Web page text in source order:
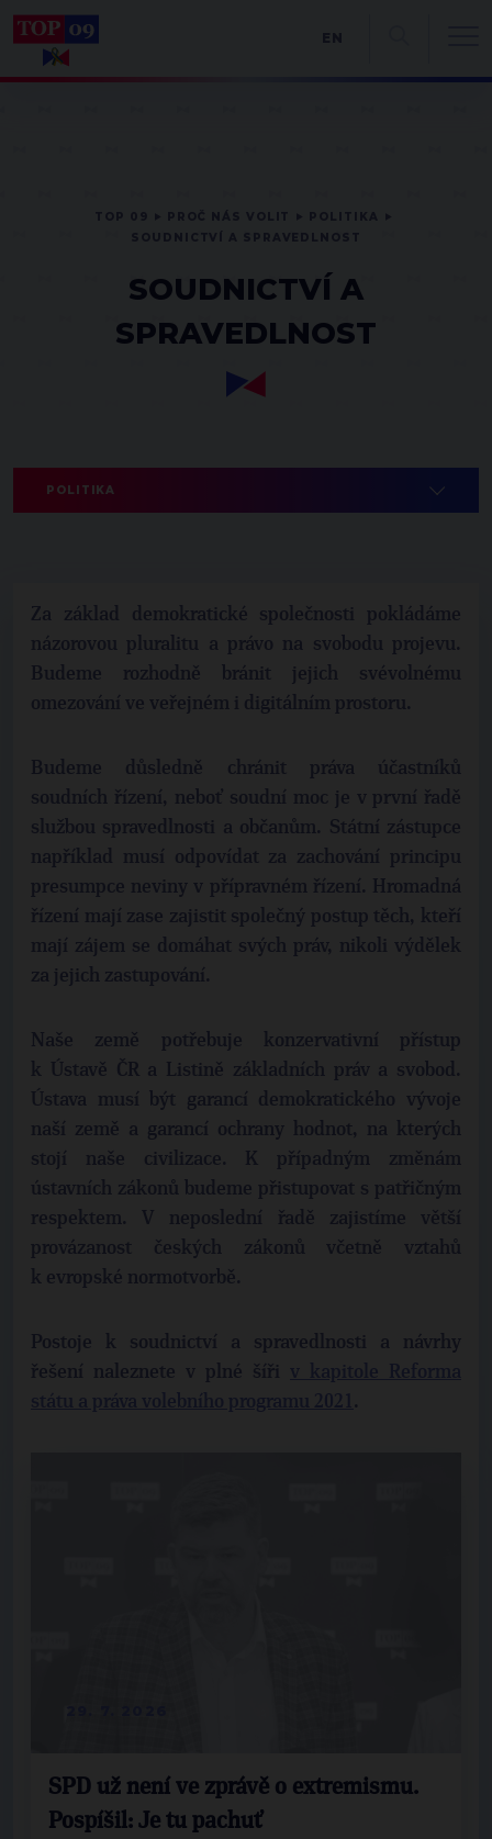
SOUDNICTVÍ A
SPRAVEDLNOST
POLITIKA
Za základ demokratické společnosti pokládáme
názorovou pluralitu a právo na svobodu projevu.
Budeme rozhodně bránit jejich svévolnému
omezování ve veřejném i digitálním prostoru.
Budeme důsledně chránit práva účastníků
soudních řízení, neboť soudní moc je v první řadě
službou spravedlnosti a občanům. Státní zástupce
například musí odpovídat za zachování principu
presumpce neviny v přípravném řízení. Hromadná
řízení mají zase zajistit společný postup těch, kteří
mají zájem se domáhat svých práv, nikoli výdělek
za jejich zastupování.
Naše země potřebuje konzervativní přístup
k Ústavě ČR a Listině základních práv a svobod.
Ústava musí být garancí demokratického vývoje
naší země a garancí ochrany hodnot, na kterých
stojí naše civilizace. K případným změnám
ústavních zákonů budeme přistupovat s patřičným
respektem. V neposlední řadě zajistíme větší
provázanost českých zákonů včetně vztahů
k evropské normotvorbě.
Postoje k soudnictví a spravedlnosti a návrhy
řešení naleznete v plné šíři
.
SPD už není ve zprávě o extremismu.
Pospíšil: Je tu pachuť